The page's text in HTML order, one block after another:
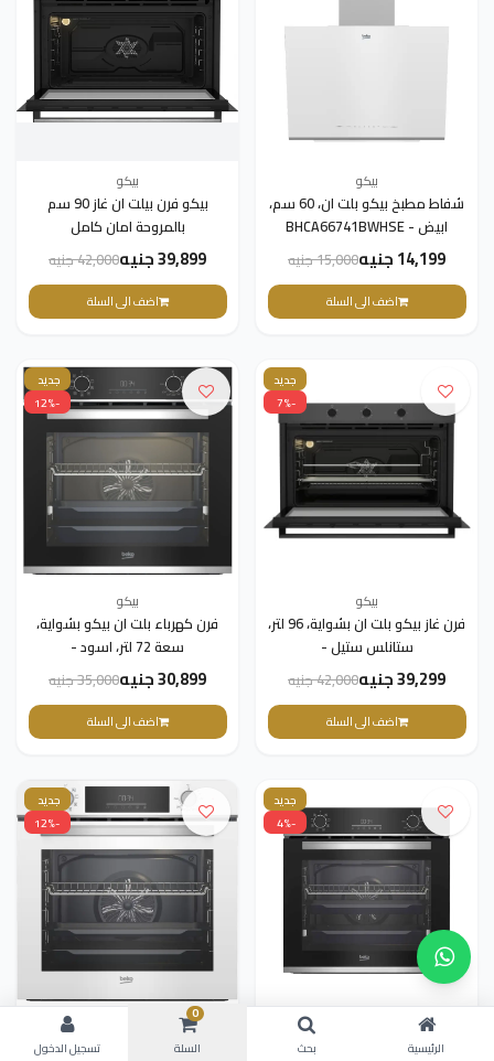
بيكو
شفاط مطبخ بيكو بلت ان، 60 سم،
ابيض - BHCA66741BWHSE
14,199 جنيه 15,000 جنيه
اضف الى السلة
بيكو
بيكو فرن بيلت ان غاز 90 سم
بالمروحة امان كامل
BBWHT12104BS39,899 جنيه 42,000 جنيه
اضف الى السلة
جديد
-7%
بيكو
فرن غاز بيكو بلت ان بشواية، 96 لتر،
ستانلس ستيل -
BBWHT12104DS39,299 جنيه 42,000 جنيه
اضف الى السلة
جديد
-12%
بيكو
فرن كهرباء بلت ان بيكو بشواية،
سعة 72 لتر، اسود -
BBVM13400XDS30,899 جنيه 35,000 جنيه
اضف الى السلة
جديد
-4%
فرن كهرباء بلت ان بيكو بشواية،
جديد
-12%
فرن بيكو 60 كهرباء ديجيتال
الرئيسية بحث
0
السلة
تسجيل الدخول